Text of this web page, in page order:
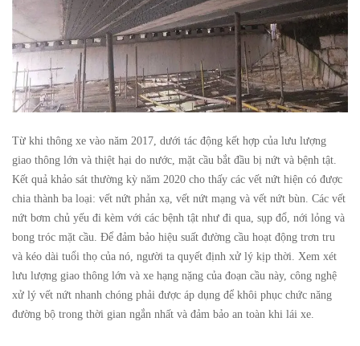
Từ khi thông xe vào năm 2017, dưới tác động kết hợp của lưu lượng
giao thông lớn và thiệt hại do nước, mặt cầu bắt đầu bị nứt và bệnh tật.
Kết quả khảo sát thường kỳ năm 2020 cho thấy các vết nứt hiện có được
chia thành ba loại: vết nứt phản xạ, vết nứt mạng và vết nứt bùn. Các vết
nứt bơm chủ yếu đi kèm với các bệnh tật như đi qua, sụp đổ, nới lỏng và
bong tróc mặt cầu. Để đảm bảo hiệu suất đường cầu hoạt động trơn tru
và kéo dài tuổi thọ của nó, người ta quyết định xử lý kịp thời. Xem xét
lưu lượng giao thông lớn và xe hạng nặng của đoạn cầu này, công nghệ
xử lý vết nứt nhanh chóng phải được áp dụng để khôi phục chức năng
đường bộ trong thời gian ngắn nhất và đảm bảo an toàn khi lái xe.